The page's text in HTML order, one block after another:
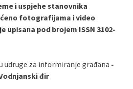
i uspjehe stanovnika
fotografijama i video
upisana pod brojem ISSN 3102-
udruge za informiranje građana -
đir